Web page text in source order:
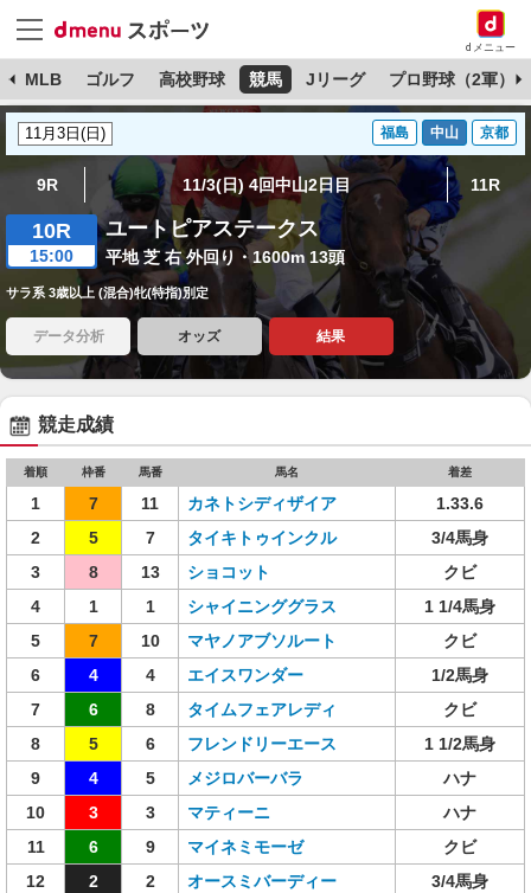
dメニュー
MLB ゴルフ 高校野球 競馬 Jリーグ プロ野球（2軍）
福島 中山 京都
9R 11/3(日) 4回中山2日目 11R
10R
15:00
ユートピアステークス
平地 芝 右 外回り・1600m 13頭
サラ系 3歳以上 (混合)牝(特指)別定
データ分析 オッズ 結果
競走成績
着順 枠番 馬番 馬名 着差
1 7 11 カネトシディザイア
1.33.6
2
5 7 タイキトゥインクル
3/4馬身
3
8 13 ショコット
クビ
4
1 1 シャイニンググラス
1 1/4馬身
5
7 10 マヤノアブソルート
クビ
6
4 4 エイスワンダー
1/2馬身
7
6 8 タイムフェアレディ
クビ
8
5 6 フレンドリーエース
1 1/2馬身
9
4 5 メジロバーバラ
ハナ
10
3 3 マティーニ
ハナ
11
6 9 マイネミモーゼ
クビ
12
2 2 オースミバーディー
3/4馬身